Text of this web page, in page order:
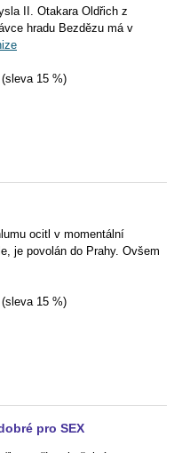
II. Otakara Oldřich z
hradu Bezdězu má v
15 %)
ocitl v momentální
je povolán do Prahy. Ovšem
15 %)
pro SEX